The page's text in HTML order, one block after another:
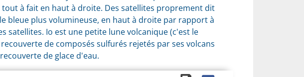
à fait en haut à droite. Des satellites proprement dit
bleue plus volumineuse, en haut à droite par rapport à
satellites. Io est une petite lune volcanique (c'est le
de composés sulfurés rejetés par ses volcans
de glace d'eau.